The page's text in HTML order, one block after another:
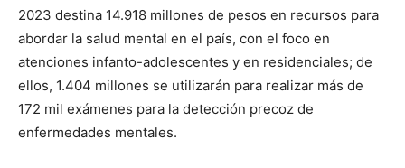
2023 destina 14.918 millones de pesos en recursos para
abordar la salud mental en el país, con el foco en
atenciones infanto-adolescentes y en residenciales; de
ellos, 1.404 millones se utilizarán para realizar más de
172 mil exámenes para la detección precoz de
enfermedades mentales.